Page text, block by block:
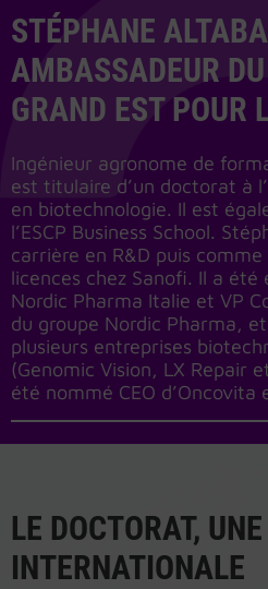
STÉPHANE
AMBASSADEUR
GRAND EST POUR
Ingénieur agronome de
est titulaire d’un doctorat à
en biotechnologie. Il est
l’ESCP Business School.
carrière en R&D puis
licences chez Sanofi. Il a été
Nordic Pharma Italie et VP
du groupe Nordic Pharma, et
plusieurs entreprises
(Genomic Vision, LX Repair
été nommé CEO d’Oncovita
LE DOCTORAT,
INTERNATIONALE